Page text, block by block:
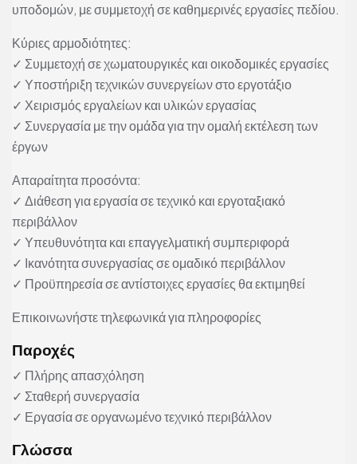
υποδομών, με συμμετοχή σε καθημερινές εργασίες πεδίου.
Κύριες αρμοδιότητες:
✓ Συμμετοχή σε χωματουργικές και οικοδομικές εργασίες
✓ Υποστήριξη τεχνικών συνεργείων στο εργοτάξιο
✓ Χειρισμός εργαλείων και υλικών εργασίας
✓ Συνεργασία με την ομάδα για την ομαλή εκτέλεση των
έργων
Απαραίτητα προσόντα:
✓ Διάθεση για εργασία σε τεχνικό και εργοταξιακό
περιβάλλον
✓ Υπευθυνότητα και επαγγελματική συμπεριφορά
✓ Ικανότητα συνεργασίας σε ομαδικό περιβάλλον
✓ Προϋπηρεσία σε αντίστοιχες εργασίες θα εκτιμηθεί
Επικοινωνήστε τηλεφωνικά για πληροφορίες
Παροχές
✓ Πλήρης απασχόληση
✓ Σταθερή συνεργασία
✓ Εργασία σε οργανωμένο τεχνικό περιβάλλον
Γλώσσα